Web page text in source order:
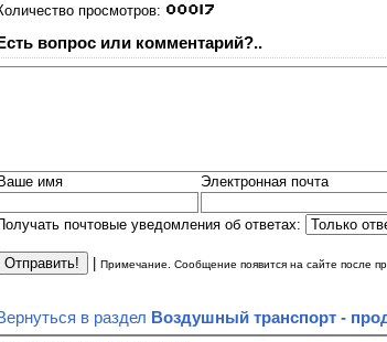
просмотров:
Есть вопрос или комментарий?..
Ваше имя Электронная почта
почтовые уведомления об ответах:
Примечание. Сообщение появится на сайте после
в раздел Воздушный транспорт -